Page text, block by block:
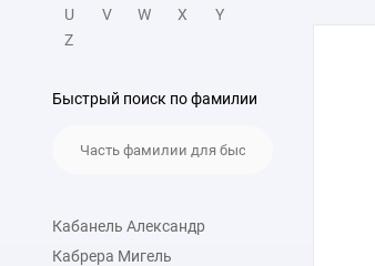
U
V W X
Y
Z
Быстрый поиск по фамилии
Кабанель Александр
Кабрера Мигель